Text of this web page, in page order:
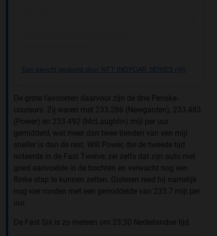
De grote favorieten daarvoor zijn de drie Penske-
coureurs. Zij waren met 233.286 (Newgarden), 233.483
(Power) en 233.492 (McLaughlin) mijl per uur
gemiddeld, wat meer dan twee tienden van een mijl
sneller is dan de rest. Will Power, die de tweede tijd
noteerde in de Fast Twelve, zei zelfs dat zijn auto niet
goed aanvoelde in de bochten en verwacht nog een
flinke stap te kunnen zetten. Gisteren reed hij namelijk
nog vier ronden met een gemiddelde van 233.7 mijl per
uur.
De Fast Six is zo meteen om 23:30 Nederlandse tijd.